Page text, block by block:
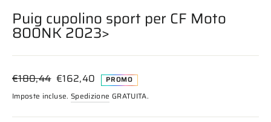
Puig cupolino sport per CF Moto
800NK 2023>
Prezzo
di
listino
€180,44 Prezzo
scontato
€162,40 PROMO
Imposte incluse. Spedizione GRATUITA.